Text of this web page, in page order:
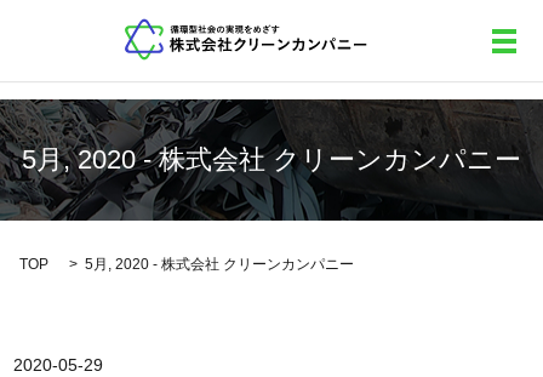
メ
5月, 2020 - 株式会社 クリーンカンパニー
TOP 5月, 2020 - 株式会社 クリーンカンパニー
2020-05-29